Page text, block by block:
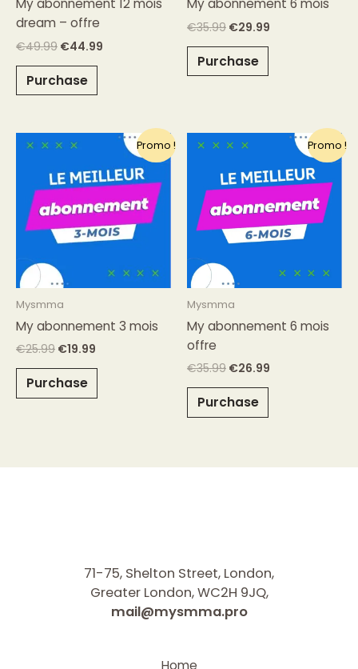
My abonnement 12 mois
dream – offre
€49.99 €44.99
Purchase
My abonnement 6 mois
€35.99 €29.99
Purchase
Promo !
Mysmma
My abonnement 3 mois
€25.99
Le
prix
initial
était :
€19.99
actuel
est :
€19.99.
Purchase
Promo !
Mysmma
My abonnement 6 mois
offre
€35.99
Le
prix
initial
était :
€26.99
actuel
est :
€26.99.
Purchase
71-75, Shelton Street, London,
Greater London, WC2H 9JQ,
mail@mysmma.pro